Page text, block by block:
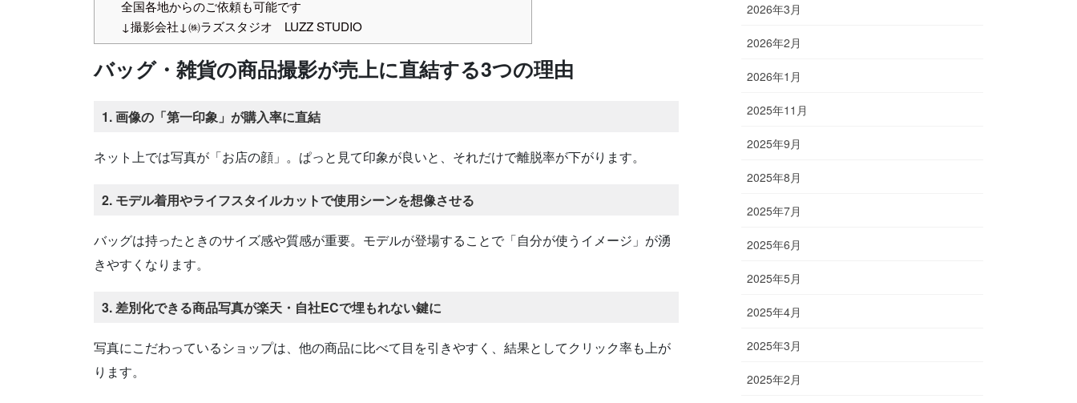
全国各地からのご依頼も可能です
↓撮影会社↓㈱ラズスタジオ LUZZ STUDIO
バッグ・雑貨の商品撮影が売上に直結する3つの理由
1. 画像の「第一印象」が購入率に直結
ネット上では写真が「お店の顔」。ぱっと見て印象が良いと、それだけで離脱率が下がります。
2. モデル着用やライフスタイルカットで使用シーンを想像させる
バッグは持ったときのサイズ感や質感が重要。モデルが登場することで「自分が使うイメージ」が湧
きやすくなります。
3. 差別化できる商品写真が楽天・自社ECで埋もれない鍵に
写真にこだわっているショップは、他の商品に比べて目を引きやすく、結果としてクリック率も上が
ります。
2026年3月
2026年2月
2026年1月
2025年11月
2025年9月
2025年8月
2025年7月
2025年6月
2025年5月
2025年4月
2025年3月
2025年2月